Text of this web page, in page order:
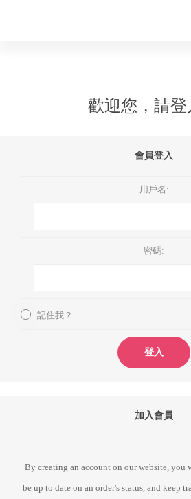
歡迎您，請登
會員登入
用戶名:
密碼:
記住我？
登入
加入會員
By creating an account on our website, you
be up to date on an order's status, and keep